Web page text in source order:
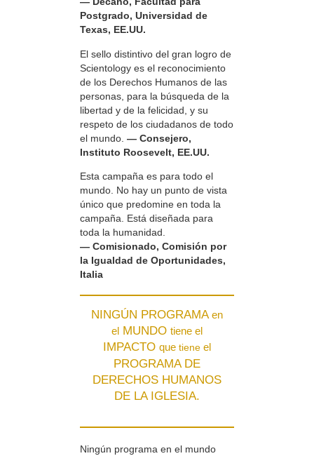
Postgrado, Universidad de
Texas, EE.UU.
El sello distintivo del gran logro de
Scientology es el reconocimiento
de los Derechos Humanos de las
personas, para la búsqueda de la
libertad y de la felicidad, y su
respeto de los ciudadanos de todo
el mundo. — Consejero,
Instituto Roosevelt, EE.UU.
Esta campaña es para todo el
mundo. No hay un punto de vista
único que predomine en toda la
campaña. Está diseñada para
toda la humanidad.
— Comisionado, Comisión por
la Igualdad de Oportunidades,
Italia
NINGÚN PROGRAMAen
el MUNDO tiene el
IMPACTO que tiene el
PROGRAMA DE
DERECHOS HUMANOS
DE LA IGLESIA.
Ningún programa en el mundo